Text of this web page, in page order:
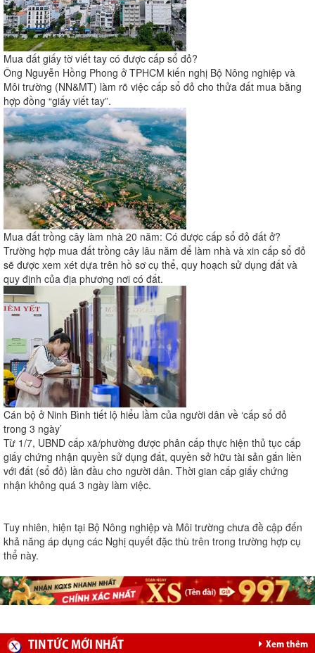
Mua đất giấy tờ viết tay có được cấp sổ đỏ?
Ông Nguyễn Hồng Phong ở TPHCM kiến nghị Bộ Nông nghiệp và
Môi trường (NN&MT) làm rõ việc cấp sổ đỏ cho thửa đất mua bằng
hợp đồng “giấy viết tay”.
Mua đất trồng cây làm nhà 20 năm: Có được cấp sổ đỏ đất ở?
Trường hợp mua đất trồng cây lâu năm để làm nhà và xin cấp sổ đỏ
sẽ được xem xét dựa trên hồ sơ cụ thể, quy hoạch sử dụng đất và
quy định của địa phương nơi có đất.
Cán bộ ở Ninh Bình tiết lộ hiểu lầm của người dân về ‘cấp sổ đỏ
trong 3 ngày’
Từ 1/7, UBND cấp xã/phường được phân cấp thực hiện thủ tục cấp
giấy chứng nhận quyền sử dụng đất, quyền sở hữu tài sản gắn liền
với đất (sổ đỏ) lần đầu cho người dân. Thời gian cấp giấy chứng
nhận không quá 3 ngày làm việc.
Tuy nhiên, hiện tại Bộ Nông nghiệp và Môi trường chưa đề cập đến
khả năng áp dụng các Nghị quyết đặc thù trên trong trường hợp cụ
thể này.
TIN TỨC MỚI NHẤT Xem thêm